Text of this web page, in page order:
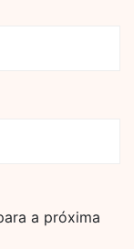
a próxima